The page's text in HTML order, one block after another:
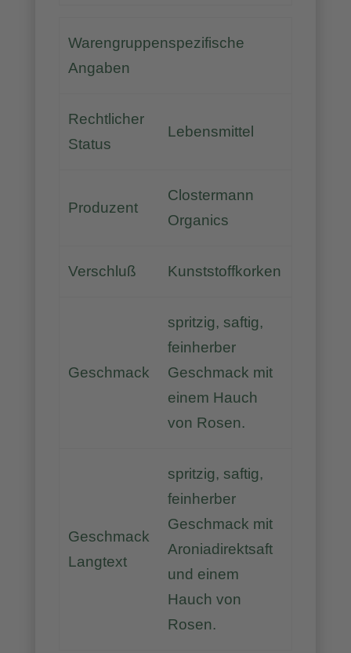
Warengruppenspezifische
Angaben
Rechtlicher
Status
Lebensmittel
Produzent
Clostermann
Organics
Verschluß Kunststoffkorken
Geschmack
spritzig, saftig,
feinherber
Geschmack mit
einem Hauch
von Rosen.
Geschmack
Langtext
spritzig, saftig,
feinherber
Geschmack mit
Aroniadirektsaft
und einem
Hauch von
Rosen.